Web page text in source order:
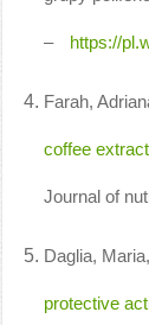
– https://
Farah,
coffee
Journal of
Daglia,
protective